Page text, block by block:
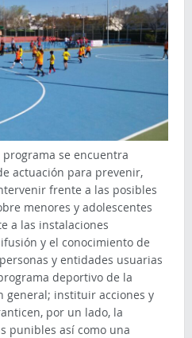
se encuentra
actuación para prevenir,
frente a las posibles
menores y adolescentes
a las instalaciones
y el conocimiento de
y entidades usuarias
deportivo de la
general; instituir acciones y
por un lado, la
punibles así como una